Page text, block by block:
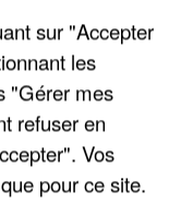
sur "Accepter
les
"Gérer mes
refuser en
Vos
pour ce site.